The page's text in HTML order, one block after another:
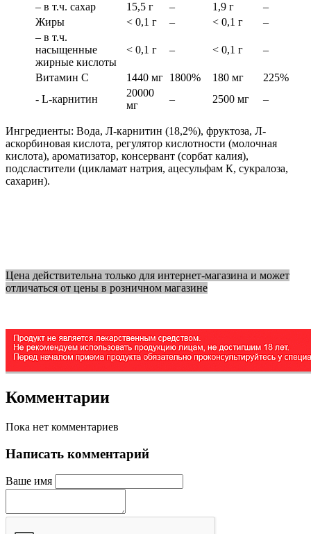
– в т.ч. сахар
15,5 г – 1,9 г
–
Жиры
< 0,1 г – < 0,1 г
–
– в т.ч.
насыщенные
жирные кислоты
< 0,1 г – < 0,1 г –
Витамин С 1440 мг 1800% 180 мг
225%
- L-карнитин
20000
мг
– 2500 мг –
Ингредиенты: Вода, Л-карнитин (18,2%), фруктоза, Л-
аскорбиновая кислота, регулятор кислотности (молочная
кислота), ароматизатор, консервант (сорбат калия),
подсластители (цикламат натрия, ацесульфам К, сукралоза,
сахарин).
Цена действительна только для интернет-магазина и может
отличаться от цены в розничном магазине
Комментарии
Пока нет комментариев
Написать комментарий
Ваше имя